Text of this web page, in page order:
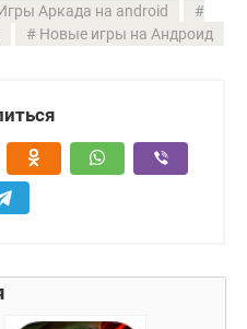
Аркада на android
Новые игры на Андроид